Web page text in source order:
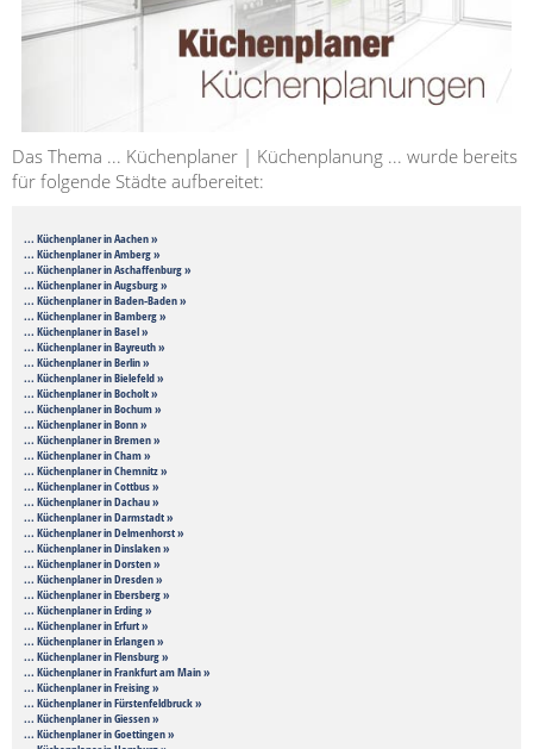
Das Thema ... Küchenplaner | Küchenplanung ... wurde bereits
für folgende Städte aufbereitet:
... Küchenplaner in Aachen »
... Küchenplaner in Amberg »
... Küchenplaner in Aschaffenburg »
... Küchenplaner in Augsburg »
... Küchenplaner in Baden-Baden »
... Küchenplaner in Bamberg »
... Küchenplaner in Basel »
... Küchenplaner in Bayreuth »
... Küchenplaner in Berlin »
... Küchenplaner in Bielefeld »
... Küchenplaner in Bocholt »
... Küchenplaner in Bochum »
... Küchenplaner in Bonn »
... Küchenplaner in Bremen »
... Küchenplaner in Cham »
... Küchenplaner in Chemnitz »
... Küchenplaner in Cottbus »
... Küchenplaner in Dachau »
... Küchenplaner in Darmstadt »
... Küchenplaner in Delmenhorst »
... Küchenplaner in Dinslaken »
... Küchenplaner in Dorsten »
... Küchenplaner in Dresden »
... Küchenplaner in Ebersberg »
... Küchenplaner in Erding »
... Küchenplaner in Erfurt »
... Küchenplaner in Erlangen »
... Küchenplaner in Flensburg »
... Küchenplaner in Frankfurt am Main »
... Küchenplaner in Freising »
... Küchenplaner in Fürstenfeldbruck »
... Küchenplaner in Giessen »
... Küchenplaner in Goettingen »